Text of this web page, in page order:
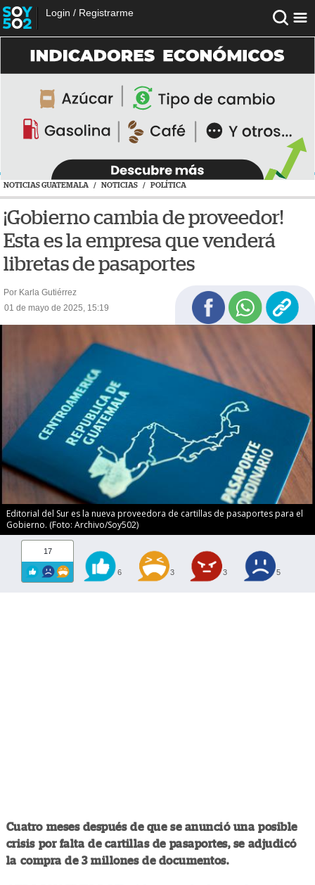
Login / Registrarme
NOTICIAS GUATEMALA / NOTICIAS / POLÍTICA
¡Gobierno cambia de proveedor!
Esta es la empresa que venderá
libretas de pasaportes
Por Karla Gutiérrez
01 de mayo de 2025, 15:19
Editorial del Sur es la nueva proveedora de cartillas de pasaportes para el
Gobierno. (Foto: Archivo/Soy502)
17
6 3 3 5
Cuatro meses después de que se anunció una posible
crisis por falta de cartillas de pasaportes, se adjudicó
la compra de 3 millones de documentos.